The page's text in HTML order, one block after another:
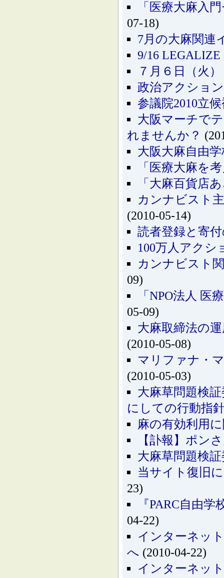
「医療大麻入
07-18)
7月の大麻関連
9/16 LEGALIZE
７月６日（火
政治アクショ
参議院2010立
大阪マーチで
れませんか？
大阪大麻自由
「医療大麻を
「大麻百貨店
カンナビスト
(2010-05-14)
読者登録と寄
100万人アクシ
カンナビスト
09)
「NPO法人
05-09)
大麻取締法の
(2010-05-08)
マリファナ・
(2010-05-03)
大麻草問題検
にしての行動指
麻の有効利用
【訃報】ポン
大麻草問題検
当サイト復旧
23)
『PARC自由
04-22)
インターネッ
へ (2010-04-22)
インターネッ